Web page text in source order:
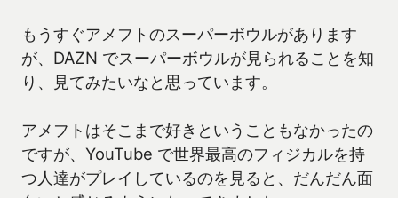
もうすぐアメフトのスーパーボウルがあります
が、DAZN でスーパーボウルが見られることを知
り、見てみたいなと思っています。
アメフトはそこまで好きということもなかったの
ですが、YouTube で世界最高のフィジカルを持
つ人達がプレイしているのを見ると、だんだん面